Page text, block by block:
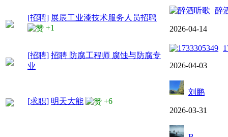
[招聘] 展辰工业漆技术服务人员招聘
+1
醉
2026-04-14
[招聘] 招聘 防腐工程师 腐蚀与防腐专
业
2026-04-03
[求职] 明天大能 +6
刘鹏
2026-03-31